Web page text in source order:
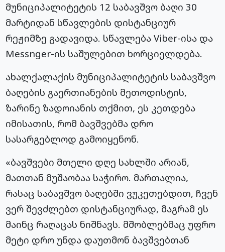
მუნიციპალიტეტის 12 საბავშვო ბაღი 30
მარტიდან სწავლების დისტანციურ
რეჟიმზე გადავიდა. სწავლება Viber-ისა და
Messnger-ის საშულებით ხორციელდება.
ახალქალაქის მუნიციპალიტეტის საბავშვო
ბაღების გაერთიანების მეთოდისტის,
ზარინე ზადოიანის თქმით, ეს კეთდება
იმისათის, რომ ბავშვებმა დრო
სასარგებლოდ გამოიყენონ.
«ბავშვები მთელი დღე სახლში არიან,
მათთან მუშაობაა საჭირო. მართალია,
რასაც საბავშვო ბაღებში ვუკეთებდით, ჩვენ
ვერ შევძლებთ დისტანციურად, მაგრამ ეს
მაინც რაღაცას ნიშნავს. მშობლებმაც უფრო
მეტი დრო უნდა დაუთმონ ბავშვებთან